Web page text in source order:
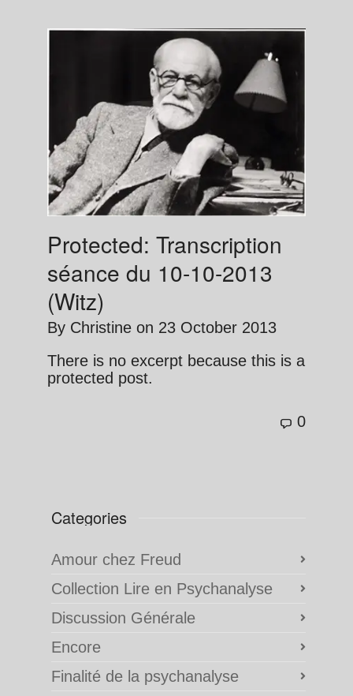
Protected: Transcription
séance du 10-10-2013
(Witz)
By Christine on 23 October 2013
There is no excerpt because this is a
protected post.
0
Categories
Amour chez Freud
Collection Lire en Psychanalyse
Discussion Générale
Encore
Finalité de la psychanalyse